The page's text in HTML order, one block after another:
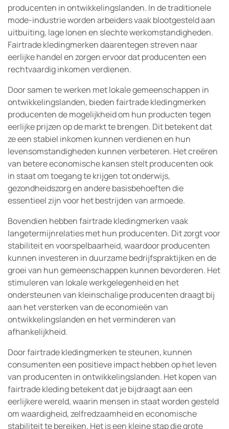
producenten in ontwikkelingslanden. In de traditionele
mode-industrie worden arbeiders vaak blootgesteld aan
uitbuiting, lage lonen en slechte werkomstandigheden.
Fairtrade kledingmerken daarentegen streven naar
eerlijke handel en zorgen ervoor dat producenten een
rechtvaardig inkomen verdienen.
Door samen te werken met lokale gemeenschappen in
ontwikkelingslanden, bieden fairtrade kledingmerken
producenten de mogelijkheid om hun producten tegen
eerlijke prijzen op de markt te brengen. Dit betekent dat
ze een stabiel inkomen kunnen verdienen en hun
levensomstandigheden kunnen verbeteren. Het creëren
van betere economische kansen stelt producenten ook
in staat om toegang te krijgen tot onderwijs,
gezondheidszorg en andere basisbehoeften die
essentieel zijn voor het bestrijden van armoede.
Bovendien hebben fairtrade kledingmerken vaak
langetermijnrelaties met hun producenten. Dit zorgt voor
stabiliteit en voorspelbaarheid, waardoor producenten
kunnen investeren in duurzame bedrijfspraktijken en de
groei van hun gemeenschappen kunnen bevorderen. Het
stimuleren van lokale werkgelegenheid en het
ondersteunen van kleinschalige producenten draagt bij
aan het versterken van de economieën van
ontwikkelingslanden en het verminderen van
afhankelijkheid.
Door fairtrade kledingmerken te steunen, kunnen
consumenten een positieve impact hebben op het leven
van producenten in ontwikkelingslanden. Het kopen van
fairtrade kleding betekent dat je bijdraagt aan een
eerlijkere wereld, waarin mensen in staat worden gesteld
om waardigheid, zelfredzaamheid en economische
stabiliteit te bereiken. Het is een kleine stap die grote